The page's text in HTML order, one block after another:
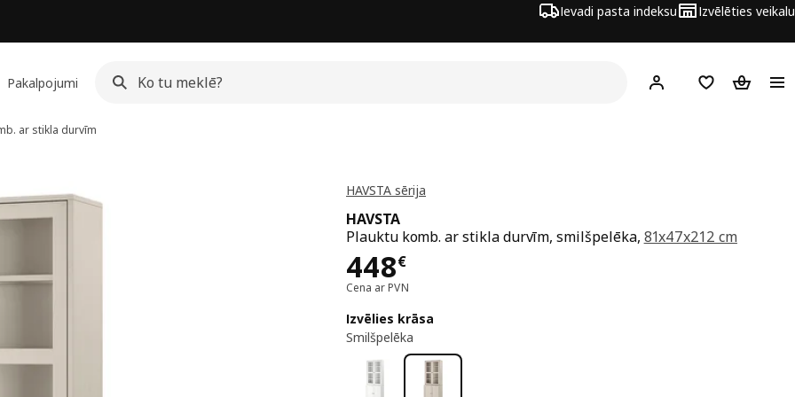
Ievadi pasta indeksu Izvēlēties veikalu
Pakalpojumi Hej! Pierakstīties
PirkumuPirkumu
ar stikla durvīm
HAVSTA sērija
HAVSTA
Plauktu komb. ar stikla durvīm, smilšpelēka, 81x47x212 cm
448€
Cena 448€
Cena ar PVN
Izvēlies krāsa
Smilšpelēka